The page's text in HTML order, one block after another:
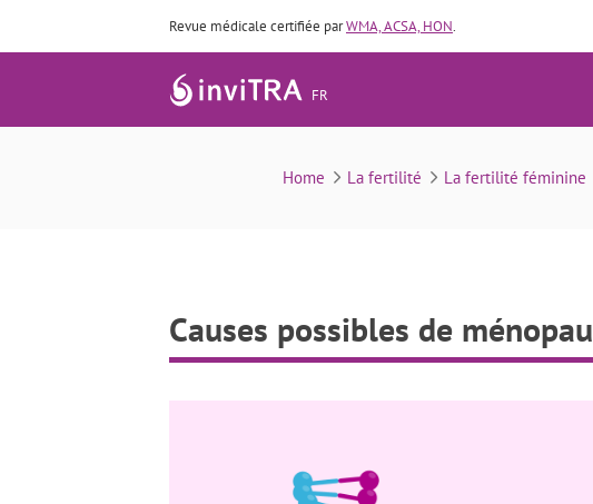
Revue médicale certifiée parWMA, ACSA, HON.
FR
Home La fertilité La fertilité féminine
Causes possibles de